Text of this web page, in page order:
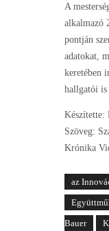
A
alkalmazó
pontján
adatokat,
keretében
hallgatói is
Készítette:
Szöveg:
Krónika
az
Bauer